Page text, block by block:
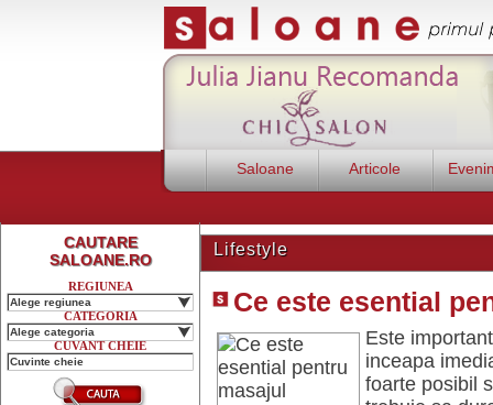
Saloane Articole
CAUTARE
SALOANE.RO
REGIUNEA
Alege regiunea
CATEGORIA
Alege categoria
CUVANT CHEIE
Lifestyle
Ce este esential
Este
inceapa
foarte posibil